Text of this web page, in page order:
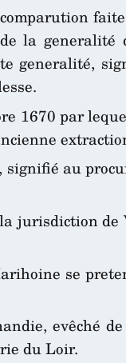
la generalité
generalité,
1670 par
au
jurisdiction
se
evêché
du Loir.